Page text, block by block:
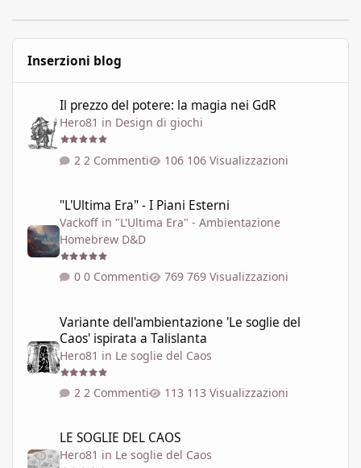
Inserzioni blog
Il prezzo del potere: la magia nei GdR
Hero81 in Design di giochi
2 Commenti 106 Visualizzazioni
"L'Ultima Era" - I Piani Esterni
Vackoff in "L'Ultima Era" - Ambientazione
Homebrew D&D
0 Commenti 769 Visualizzazioni
Variante dell'ambientazione 'Le soglie del
Caos' ispirata a Talislanta
Hero81 in Le soglie del Caos
2 Commenti 113 Visualizzazioni
LE SOGLIE DEL CAOS
Hero81 in Le soglie del Caos